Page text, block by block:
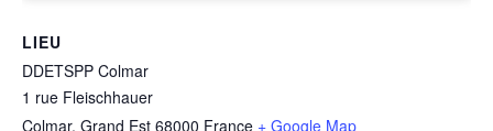
LIEU
DDETSPP Colmar
1 rue Fleischhauer
Colmar, Grand Est 68000 France + Google Map